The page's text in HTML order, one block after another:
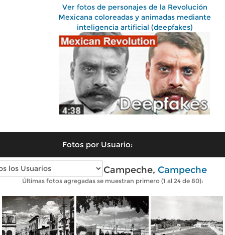
Ver fotos de personajes de la Revolución
Mexicana coloreadas y animadas mediante
inteligencia artificial (deepfakes)
Fotos por Usuario:
Fotos antiguas de Campeche, Campeche
Últimas fotos agregadas se muestran primero (1 al 24 de 80):